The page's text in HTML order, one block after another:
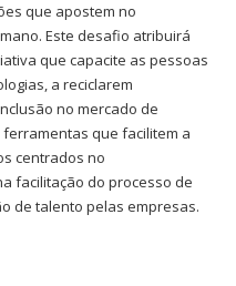
que apostem no
Este desafio atribuirá
que capacite as pessoas
a reciclarem
no mercado de
que facilitem a
centrados no
facilitação do processo de
de talento pelas empresas.